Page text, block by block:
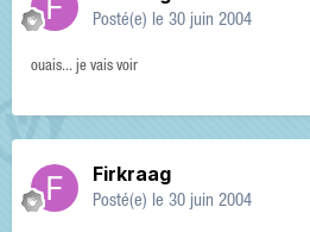
Posté(e) le 30 juin 2004
ouais... je vais voir
Firkraag
Posté(e) le 30 juin 2004